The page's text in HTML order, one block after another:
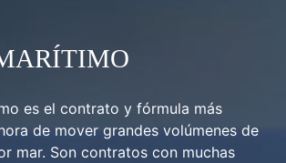
es el contrato y fórmula más
de mover grandes volúmenes de
mar. Son contratos con muchas